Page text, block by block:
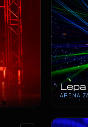
ARENA